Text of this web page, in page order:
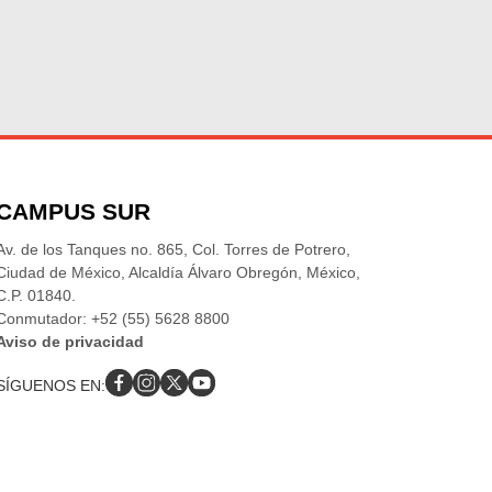
SUR
de los Tanques no. 865, Col. Torres de Potrero,
de México, Alcaldía Álvaro Obregón, México,
01840.
+52 (55) 5628 8800
de privacidad
EN: